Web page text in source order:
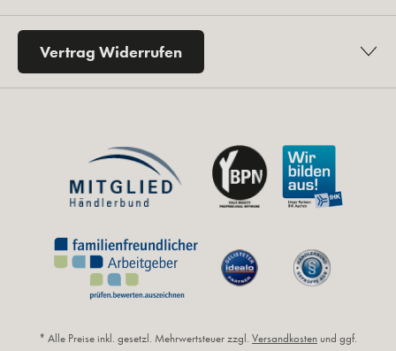
Vertrag Widerrufen
* Alle Preise inkl. gesetzl. Mehrwertsteuer zzgl. Versandkosten und ggf.